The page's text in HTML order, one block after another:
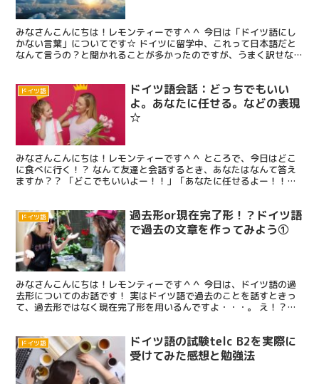
みなさんこんにちは！レモンティーです＾＾ 今日は「ドイツ語にし
かない言葉」についてです☆ ドイツに留学中、これって日本語だと
なんて言うの？と聞かれることが多かったのですが、うまく訳せなか
ドイツ語
ドイツ語会話：どっちでもいい
よ。あなたに任せる。などの表現
☆
みなさんこんにちは！レモンティーです＾＾ ところで、今日はどこ
に食べに行く！？ なんて友達と会話するとき、あなたはなんて答え
ますか？？ 「どこでもいいよー！！」「あなたに任せるよー！！」
ドイツ語
過去形or現在完了形！？ドイツ語
で過去の文章を作ってみよう①
みなさんこんにちは！レモンティーです＾＾ 今日は、ドイツ語の過
去形についてのお話です！ 実はドイツ語で過去のことを話すときっ
て、過去形ではなく現在完了形を用いるんですよ・・・。 え！？や
ドイツ語
ドイツ語の試験telc B2を実際に
受けてみた感想と勉強法